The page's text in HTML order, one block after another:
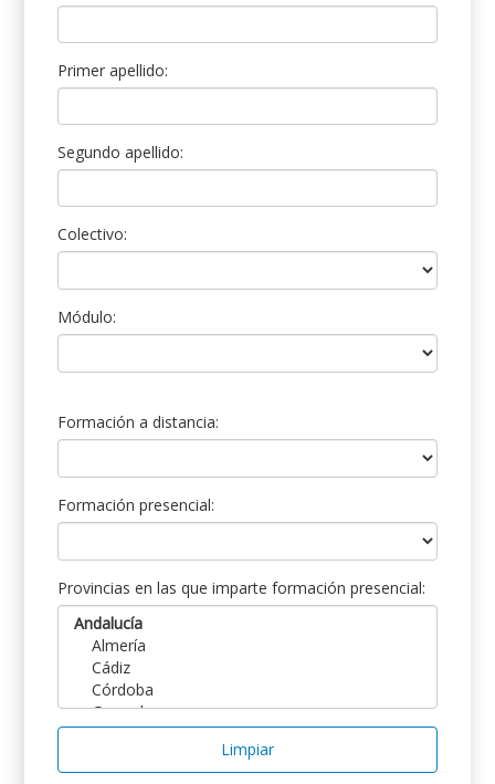
Primer apellido:
Segundo apellido:
Colectivo:
Módulo:
Formación a distancia:
Formación presencial:
Provincias en las que imparte formación presencial:
Limpiar